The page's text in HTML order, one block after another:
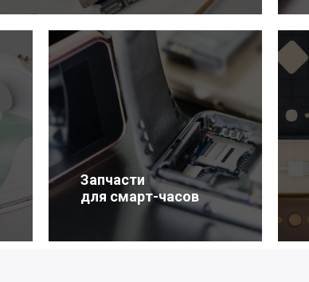
Запчасти
для смарт-часов